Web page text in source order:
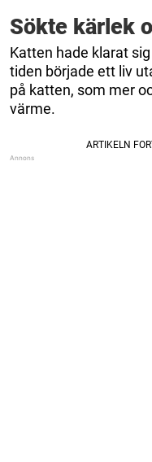
Sökte kärlek
Katten hade klarat
tiden började ett liv
på katten, som mer
värme.